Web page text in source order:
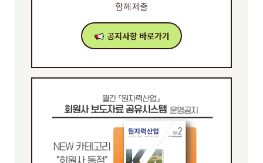
함께 제출